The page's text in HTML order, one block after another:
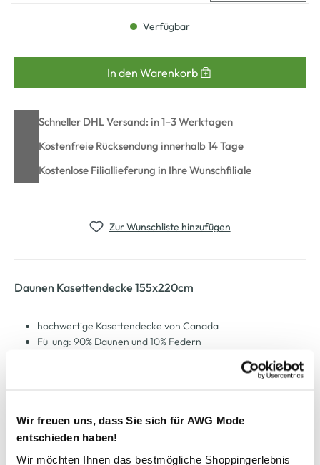
Wir freuen uns, dass Sie sich für AWG Mode
entschieden haben!
Wir möchten Ihnen das bestmögliche Shoppingerlebnis
Verfügbar
In den Warenkorb
Schneller DHL Versand: in 1–3 Werktagen
Kostenfreie Rücksendung innerhalb 14 Tage
Kostenlose Filiallieferung in Ihre Wunschfiliale
Zur Wunschliste hinzufügen
Daunen Kasettendecke 155x220cm
hochwertige Kasettendecke von Canada
Füllung: 90% Daunen und 10% Federn
sorgt sicher für entspannte Nächte